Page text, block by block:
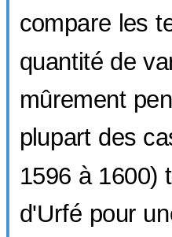
compare les
quantité de
mûrement
plupart des
1596 à 1600)
d'Urfé pour